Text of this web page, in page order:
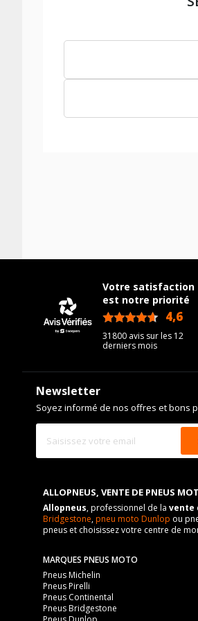
Votre satisfaction
est notre priorité
4,6
31800 avis sur les 12
derniers mois
Newsletter
Soyez informé de nos offres et bons
ALLOPNEUS, VENTE DE PNEUS
Allopneus, professionnel de la vente
Bridgestone,pneu moto Dunlop ou
pneus et choisissez votre centre de
MARQUES PNEUS MOTO
Pneus Michelin
Pneus Pirelli
Pneus Continental
Pneus Bridgestone